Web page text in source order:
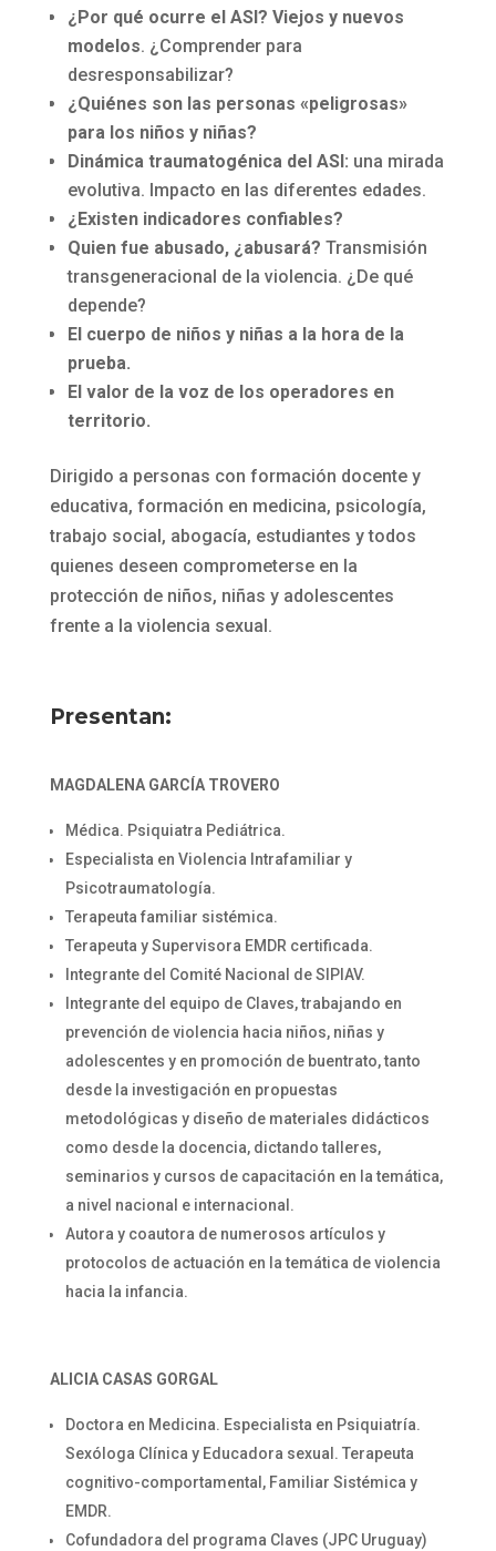
¿Por qué ocurre el ASI? Viejos y nuevos
modelos. ¿Comprender para
desresponsabilizar?
¿Quiénes son las personas «peligrosas»
para los niños y niñas?
Dinámica traumatogénica del ASI: una mirada
evolutiva. Impacto en las diferentes edades.
¿Existen indicadores confiables?
Quien fue abusado, ¿abusará? Transmisión
transgeneracional de la violencia. ¿De qué
depende?
El cuerpo de niños y niñas a la hora de la
prueba.
El valor de la voz de los operadores en
territorio.
Dirigido a personas con formación docente y
educativa, formación en medicina, psicología,
trabajo social, abogacía, estudiantes y todos
quienes deseen comprometerse en la
protección de niños, niñas y adolescentes
frente a la violencia sexual.
Presentan:
MAGDALENA GARCÍA TROVERO
Médica. Psiquiatra Pediátrica.
Especialista en Violencia Intrafamiliar y
Psicotraumatología.
Terapeuta familiar sistémica.
Terapeuta y Supervisora EMDR certificada.
Integrante del Comité Nacional de SIPIAV.
Integrante del equipo de Claves, trabajando en
prevención de violencia hacia niños, niñas y
adolescentes y en promoción de buentrato, tanto
desde la investigación en propuestas
metodológicas y diseño de materiales didácticos
como desde la docencia, dictando talleres,
seminarios y cursos de capacitación en la temática,
a nivel nacional e internacional.
Autora y coautora de numerosos artículos y
protocolos de actuación en la temática de violencia
hacia la infancia.
ALICIA CASAS GORGAL
Doctora en Medicina. Especialista en Psiquiatría.
Sexóloga Clínica y Educadora sexual. Terapeuta
cognitivo-comportamental, Familiar Sistémica y
EMDR.
Cofundadora del programa Claves (JPC Uruguay)